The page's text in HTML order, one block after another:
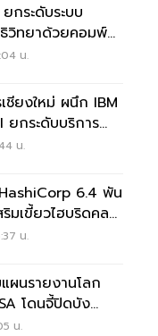
กระดับระบบ
วิทยาด้วยคอมพ์
น.
ชียงใหม่ ผนึก IBM
น.
6.4 พัน
มเขี้ยวไฮบริดคลา
น.
ผนรายงานโลก
โดนจี้ปิดบัง
น.